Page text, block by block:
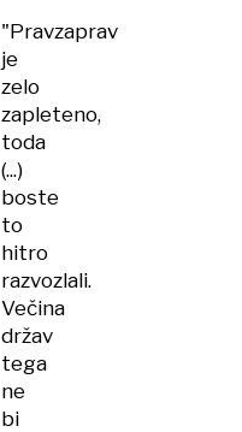
"Pravzaprav
je
zelo
zapleteno,
toda
(...)
boste
to
hitro
razvozlali.
Večina
držav
tega
ne
bi